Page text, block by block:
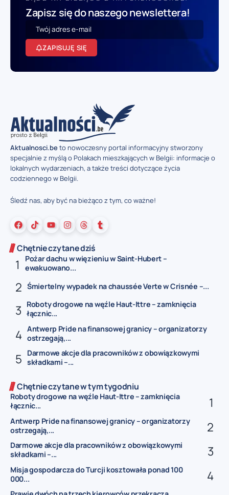
Zapisz się do naszego newslettera!
ZAPISUJĘ SIĘ
Aktualnosci.beto nowoczesny portal informacyjny stworzony
specjalnie z myślą o Polakach mieszkających w Belgii: informacje o
lokalnych wydarzeniach, a także treści dotyczące życia
codziennego w Belgii.
Śledź nas, aby być na bieżąco z tym, co ważne!
Chętnie czytane dziś
Pożar dachu w więzieniu w Saint-Hubert –
ewakuowano...
Śmiertelny wypadek na chaussée Verte w Crisnée –...
Roboty drogowe na węźle Haut-Ittre – zamknięcia
łącznic...
Antwerp Pride na finansowej granicy – organizatorzy
ostrzegają,...
Darmowe akcje dla pracowników z obowiązkowymi
składkami –...
Chętnie czytane w tym tygodniu
Roboty drogowe na węźle Haut-Ittre – zamknięcia
łącznic...
Antwerp Pride na finansowej granicy – organizatorzy
ostrzegają,...
Darmowe akcje dla pracowników z obowiązkowymi
składkami –...
Misja gospodarcza do Turcji kosztowała ponad 100
000...